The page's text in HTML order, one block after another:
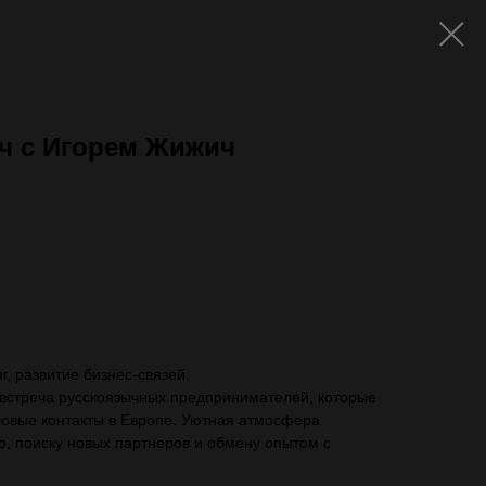
с Игорем Жижич
бизнес-связей.
русскоязычных предпринимателей, которые
контакты в Европе. Уютная атмосфера
поиску новых партнеров и обмену опытом с